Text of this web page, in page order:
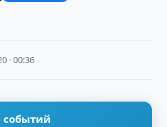
· 00:36
событий